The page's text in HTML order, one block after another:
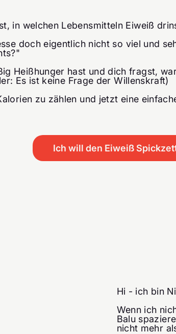
in welchen Lebensmitteln Eiweiß
doch eigentlich nicht so viel und
Heißhunger hast und dich fragst,
Es ist keine Frage der Willenskraft)
zu zählen und jetzt eine
Ich will den Eiweiß
Hi - ich bin
Wenn ich
Balu
nicht mehr